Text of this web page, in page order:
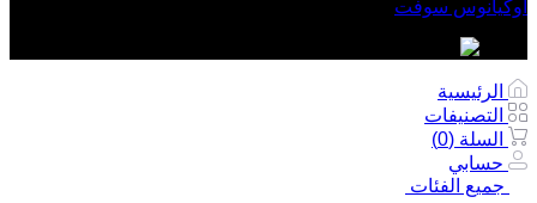
أوكيانوس سوفت
الرئيسية
التصنيفات
السلة (0
)
حسابي
جميع الفئات